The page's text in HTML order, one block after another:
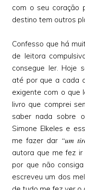
com o seu coração
destino tem outros
Confesso que há
de leitora
consegue ler. Hoje
até por que a cada
exigente com o que
livro que comprei
saber nada sobre
Simone Elkeles e
me fazer dar “um
autora que me fez
por que não
escreveu um dos